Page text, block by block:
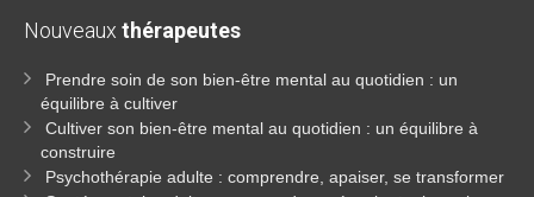
Nouveaux thérapeutes
Prendre soin de son bien-être mental au quotidien : un
équilibre à cultiver
Cultiver son bien-être mental au quotidien : un équilibre à
construire
Psychothérapie adulte : comprendre, apaiser, se transformer